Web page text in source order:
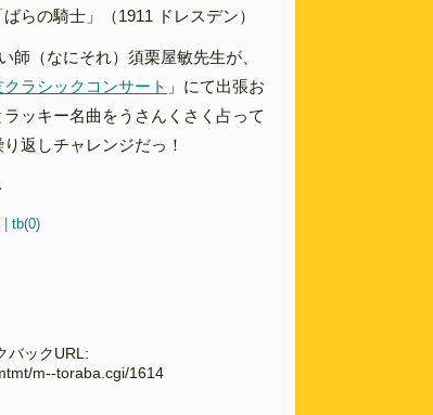
らの騎士」（1911 ドレスデン）
師（なにそれ）須栗屋敏先生が、
クラシックコンサート 」にて出張お
ッキー名曲をうさんくさく占って
返しチャレンジだっ！
tb(0)
バックURL:
m--toraba.cgi/1614